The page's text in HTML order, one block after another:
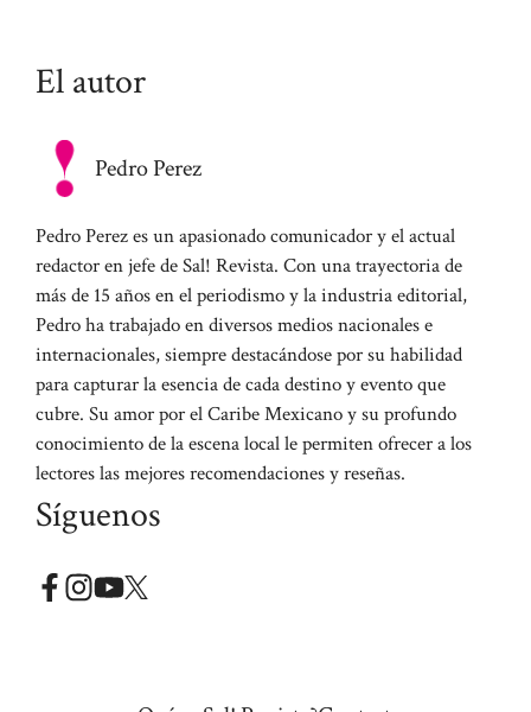
El autor
Pedro Perez
Pedro Perez es un apasionado comunicador y el actual
redactor en jefe de Sal! Revista. Con una trayectoria de
más de 15 años en el periodismo y la industria editorial,
Pedro ha trabajado en diversos medios nacionales e
internacionales, siempre destacándose por su habilidad
para capturar la esencia de cada destino y evento que
cubre. Su amor por el Caribe Mexicano y su profundo
conocimiento de la escena local le permiten ofrecer a los
lectores las mejores recomendaciones y reseñas.
Síguenos